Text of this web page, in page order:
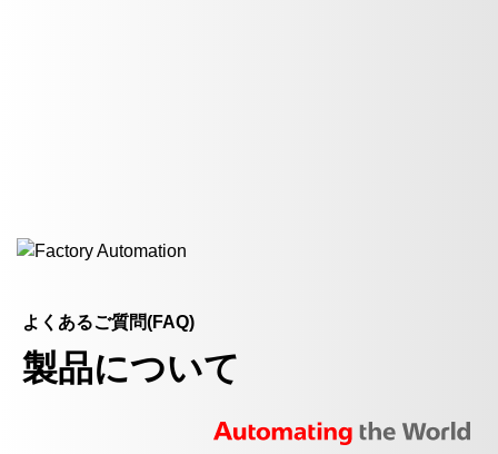
よくあるご質問(FAQ)
製品について